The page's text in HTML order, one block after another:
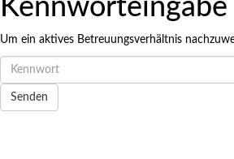
Kennworteingabe
Um ein aktives Betreuungsverhältnis